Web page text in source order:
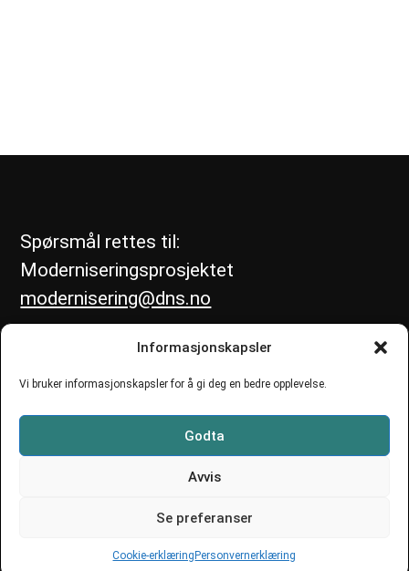
Informasjonskapsler
Vi bruker informasjonskapsler for å gi deg en bedre opplevelse.
Godta
Avvis
Se preferanser
Cookie-erklæring Personvernerklæring
Spørsmål rettes til:
Moderniseringsprosjektet
modernisering@dns.no